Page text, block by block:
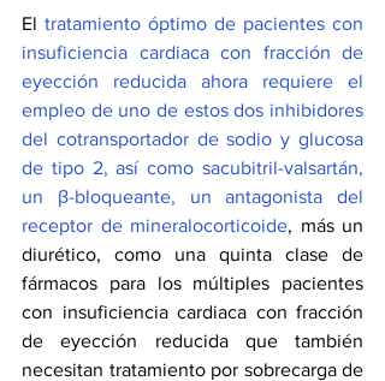
El tratamiento óptimo de pacientes con
insuficiencia cardiaca con fracción de
eyección reducida ahora requiere el
empleo de uno de estos dos inhibidores
del cotransportador de sodio y glucosa
de tipo 2, así como sacubitril-valsartán,
un β-bloqueante, un antagonista del
receptor de mineralocorticoide, más un
diurético, como una quinta clase de
fármacos para los múltiples pacientes
con insuficiencia cardiaca con fracción
de eyección reducida que también
necesitan tratamiento por sobrecarga de